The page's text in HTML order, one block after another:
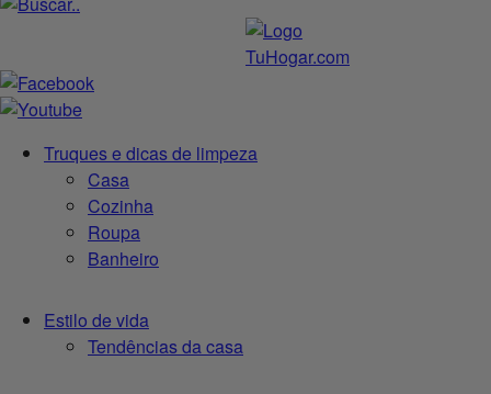
Truques e dicas de limpeza
Casa
Cozinha
Roupa
Banheiro
Estilo de vida
Tendências da casa